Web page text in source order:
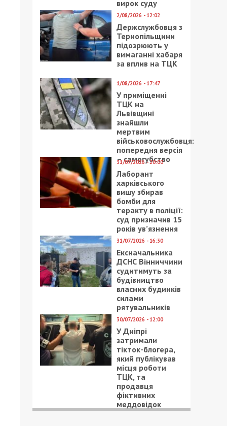
вирок суду
2/08/2026 - 12:02
Держслужбовця з
Тернопільщини
підозрюють у
вимаганні хабаря
за вплив на ТЦК
1/08/2026 - 17:47
У приміщенні
ТЦК на
Львівщині
знайшли
мертвим
військовослужбовця:
попередня версія
– самогубство
31/07/2026 - 20:00
Лаборант
харківського
вишу збирав
бомби для
теракту в поліції:
суд призначив 15
років ув’язнення
31/07/2026 - 16:30
Ексначальника
ДСНС Вінниччини
судитимуть за
будівництво
власних будинків
силами
рятувальників
30/07/2026 - 12:00
У Дніпрі
затримали
тікток-блогера,
який публікував
місця роботи
ТЦК, та
продавця
фіктивних
меддовідок